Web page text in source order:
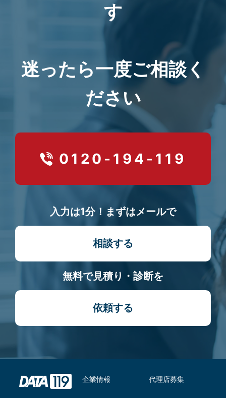
す
迷ったら一度ご相談く
ださい
0120-194-119
入力は1分！まずはメールで
相談する
無料で見積り・診断を
依頼する
企業情報 代理店募集